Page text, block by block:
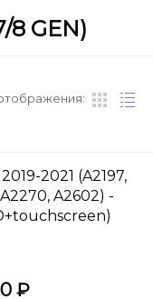
8 GEN)
2021 (A2197,
A2602) -
₽